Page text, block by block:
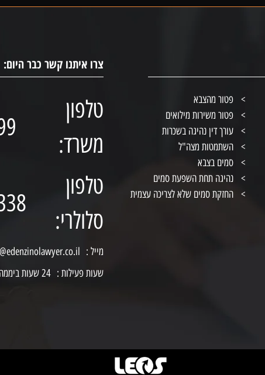
פטור מהצבא
פטור משירות מילואים
עורך דין נהיגה בשכרות
השתמטות מצה"ל
סמים בצבא
נהיגה תחת השפעת סמים
החזקת סמים שלא לצריכה עצמית
צרו איתנו קשר כבר היום:
טלפון
משרד:
טלפון
סלולרי:
מייל :
שעות פעילות : 24 שעות ביממה